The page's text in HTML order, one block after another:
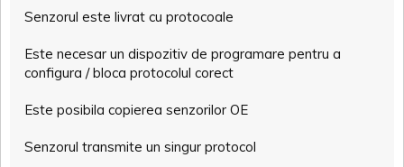
Senzorul este livrat cu protocoale
Este necesar un dispozitiv de programare pentru a
configura / bloca protocolul corect
Este posibila copierea senzorilor OE
Senzorul transmite un singur protocol